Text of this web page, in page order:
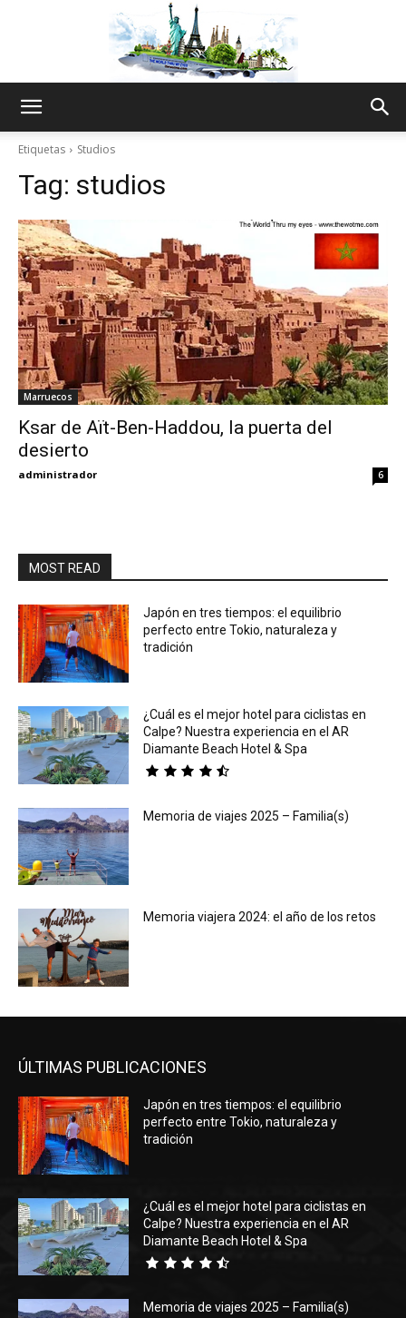
Thru
Etiquetas Studios
Tag: studios
Marruecos
Ksar de Aït-Ben-Haddou, la puerta del
desierto
administrador 6
MOST READ
Japón en tres tiempos: el equilibrio
perfecto entre Tokio, naturaleza y
tradición
¿Cuál es el mejor hotel para ciclistas en
Calpe? Nuestra experiencia en el AR
Diamante Beach Hotel & Spa
Memoria de viajes 2025 – Familia(s)
Memoria viajera 2024: el año de los retos
ÚLTIMAS PUBLICACIONES
Japón en tres tiempos: el equilibrio
perfecto entre Tokio, naturaleza y
tradición
¿Cuál es el mejor hotel para ciclistas en
Calpe? Nuestra experiencia en el AR
Diamante Beach Hotel & Spa
Memoria de viajes 2025 – Familia(s)